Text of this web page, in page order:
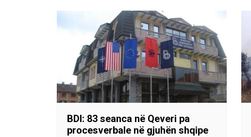
BDI: 83 seanca në Qeveri pa
procesverbale në gjuhën shqipe